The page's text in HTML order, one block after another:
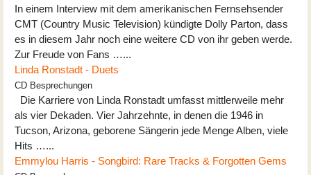
In einem Interview mit dem amerikanischen Fernsehsender
CMT (Country Music Television) kündigte Dolly Parton, dass
es in diesem Jahr noch eine weitere CD von ihr geben werde.
Zur Freude von Fans …...
Linda Ronstadt - Duets
CD Besprechungen
Die Karriere von Linda Ronstadt umfasst mittlerweile mehr
als vier Dekaden. Vier Jahrzehnte, in denen die 1946 in
Tucson, Arizona, geborene Sängerin jede Menge Alben, viele
Hits …...
Emmylou Harris - Songbird: Rare Tracks & Forgotten Gems